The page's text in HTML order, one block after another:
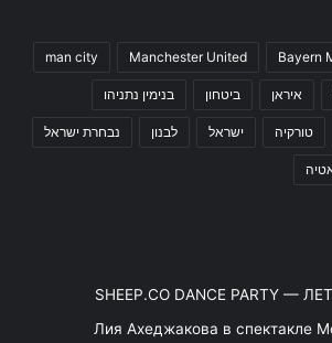
Bayern
Manchester United
man city
איראן ביטחון בנימין נתניהו
טורקיה ישראל לבנון נבחרת ישראל
SHEEP.CO DANCE PARTY —
Лия Ахеджакова в спектакле